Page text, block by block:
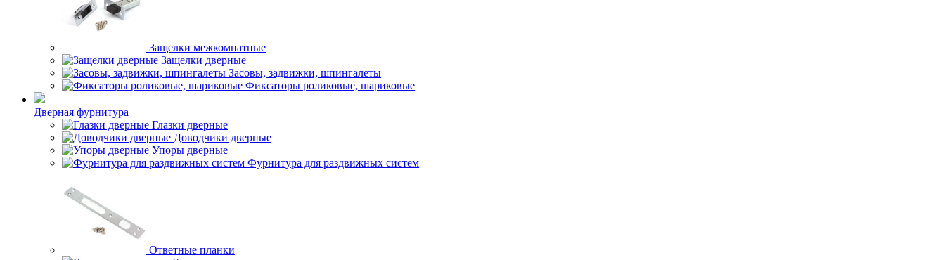
Защелки межкомнатные
Защелки дверные
Засовы, задвижки, шпингалеты
Фиксаторы роликовые, шариковые
Дверная фурнитура
Глазки дверные
Доводчики дверные
Упоры дверные
Фурнитура для раздвижных систем
Ответные планки